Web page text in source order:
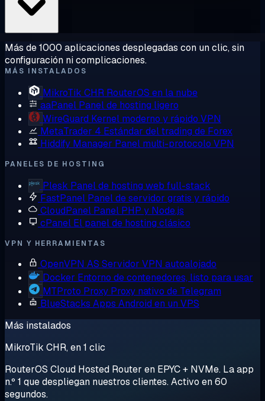
Más de 1000 aplicaciones desplegadas con un clic, sin
configuración ni complicaciones.
MÁS INSTALADOS
MikroTik CHR RouterOS en la nube
aaPanel Panel de hosting ligero
WireGuard Kernel moderno y rápido VPN
MetaTrader 4 Estándar del trading de Forex
Hiddify Manager Panel multi-protocolo VPN
PANELES DE HOSTING
Plesk Panel de hosting web full-stack
FastPanel Panel de servidor gratis y rápido
CloudPanel Panel PHP y Node.js
cPanel El panel de hosting clásico
VPN Y HERRAMIENTAS
OpenVPN AS Servidor VPN autoalojado
Docker Entorno de contenedores, listo para usar
MTProto Proxy Proxy nativo de Telegram
BlueStacks Apps Android en un VPS
Más instalados
MikroTik CHR, en 1 clic
RouterOS Cloud Hosted Router en EPYC + NVMe. La app
n.º 1 que despliegan nuestros clientes. Activo en 60
segundos.